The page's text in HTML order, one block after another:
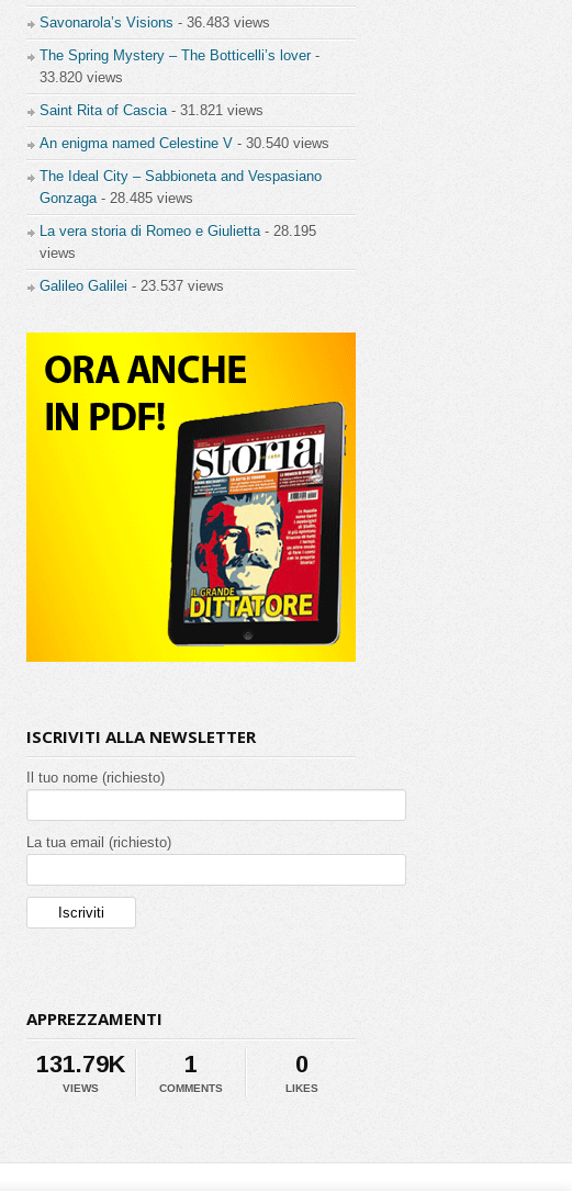
Savonarola’s Visions - 36.483 views
The Spring Mystery – The Botticelli’s lover-
33.820 views
Saint Rita of Cascia- 31.821 views
An enigma named Celestine V - 30.540 views
The Ideal City – Sabbioneta and Vespasiano
Gonzaga- 28.485 views
La vera storia di Romeo e Giulietta- 28.195
views
Galileo Galilei - 23.537 views
ISCRIVITI ALLA NEWSLETTER
Il tuo nome (richiesto)
La tua email (richiesto)
APPREZZAMENTI
131.79K
VIEWS
1
COMMENTS
0
LIKES